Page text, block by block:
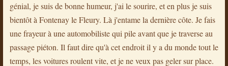
génial, je suis de bonne humeur, j'ai le sourire, et en plus je suis
bientôt à Fontenay le Fleury. Là j'entame la dernière côte. Je fais
une frayeur à une automobiliste qui pile avant que je traverse au
passage piéton. Il faut dire qu'à cet endroit il y a du monde tout le
temps, les voitures roulent vite, et je ne veux pas geler sur place.